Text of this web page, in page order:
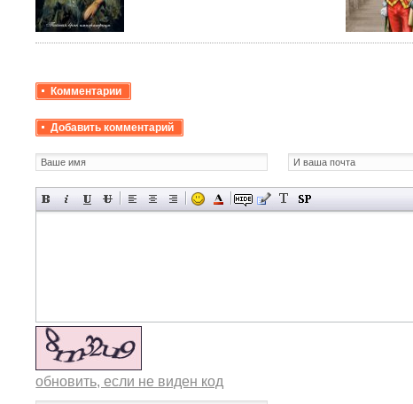
Комментарии
Добавить комментарий
обновить, если не виден код